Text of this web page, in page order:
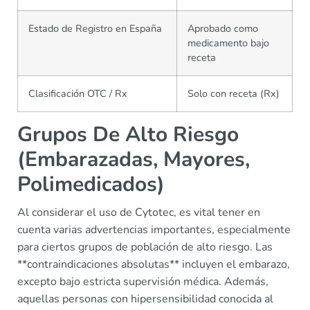
Estado de Registro en España
Aprobado como
medicamento bajo
receta
Clasificación OTC / Rx Solo con receta (Rx)
Grupos De Alto Riesgo
(Embarazadas, Mayores,
Polimedicados)
Al considerar el uso de Cytotec, es vital tener en
cuenta varias advertencias importantes, especialmente
para ciertos grupos de población de alto riesgo. Las
**contraindicaciones absolutas** incluyen el embarazo,
excepto bajo estricta supervisión médica. Además,
aquellas personas con hipersensibilidad conocida al